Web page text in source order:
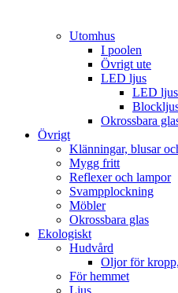
Utomhus
I poolen
Övrigt ute
LED ljus
LED
Okrossbara
Övrigt
Klänningar, blusar
Mygg fritt
Reflexer och lampor
Svampplockning
Möbler
Okrossbara glas
Ekologiskt
Hudvård
Oljor för
För hemmet
Ljus